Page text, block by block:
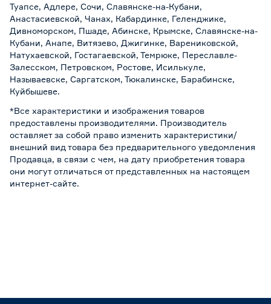
Туапсе, Адлере, Сочи, Славянске-на-Кубани,
Анастасиевской, Чанах, Кабардинке, Геленджике,
Дивноморском, Пшаде, Абинске, Крымске, Славянске-на-
Кубани, Анапе, Витязево, Джигинке, Варениковской,
Натухаевской, Гостагаевской, Темрюке, Переславле-
Залесском, Петровском, Ростове, Исилькуле,
Называевске, Саргатском, Тюкалинске, Барабинске,
Куйбышеве.
*Все характеристики и изображения товаров
предоставлены производителями. Производитель
оставляет за собой право изменить характеристики/
внешний вид товара без предварительного уведомления
Продавца, в связи с чем, на дату приобретения товара
они могут отличаться от представленных на настоящем
интернет-сайте.